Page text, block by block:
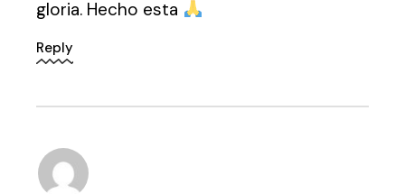
gloria. Hecho esta
Reply